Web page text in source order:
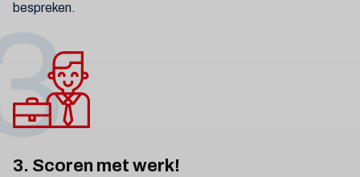
bespreken.
3. Scoren met werk!